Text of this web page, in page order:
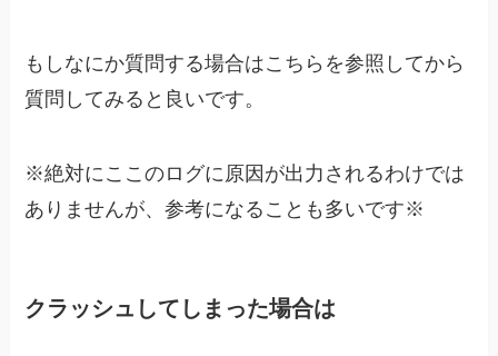
もしなにか質問する場合はこちらを参照してから
質問してみると良いです。
※絶対にここのログに原因が出力されるわけでは
ありませんが、参考になることも多いです※
クラッシュしてしまった場合は